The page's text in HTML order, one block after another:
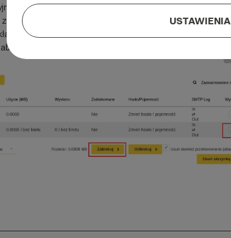
się skrzynka, którą chcesz zablokować.
Konta e-mail.
i kliknij przycisk Zablokuj.
USTAWIENIA